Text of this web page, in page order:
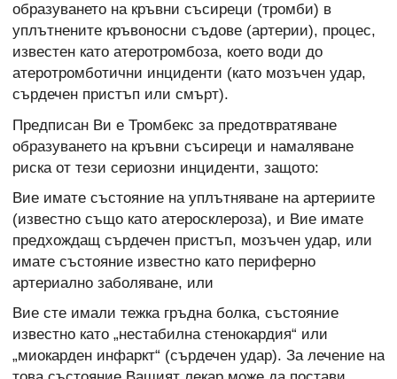
образуването на кръвни съсиреци (тромби) в
уплътнените кръвоносни съдове (артерии), процес,
известен като атеротромбоза, което води до
атеротромботични инциденти (като мозъчен удар,
сърдечен пристъп или смърт).
Предписан Ви е Тромбекс за предотвратяване
образуването на кръвни съсиреци и намаляване
риска от тези сериозни инциденти, защото:
Вие имате състояние на уплътняване на артериите
(известно също като атеросклероза), и Вие имате
предхождащ сърдечен пристъп, мозъчен удар, или
имате състояние известно като периферно
артериално заболяване, или
Вие сте имали тежка гръдна болка, състояние
известно като „нестабилна стенокардия“ или
„миокарден инфаркт“ (сърдечен удар). За лечение на